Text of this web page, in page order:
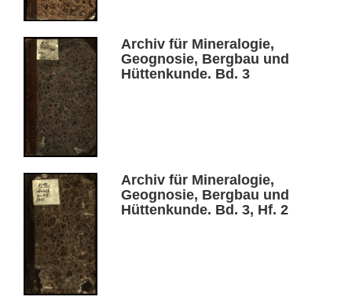
Archiv für Mineralogie,
Geognosie, Bergbau und
Hüttenkunde. Bd. 3
Archiv für Mineralogie,
Geognosie, Bergbau und
Hüttenkunde. Bd. 3, Hf. 2